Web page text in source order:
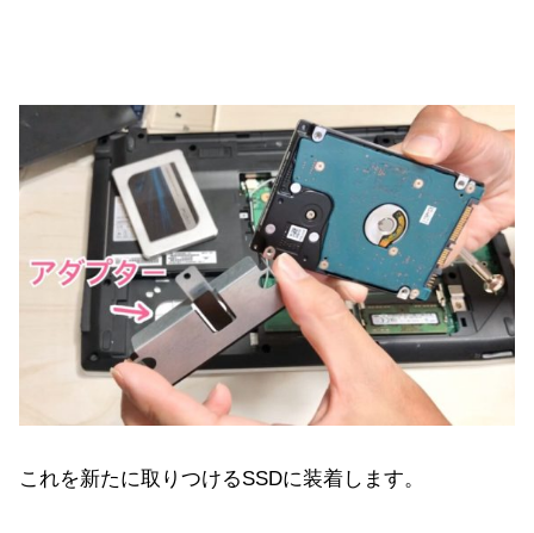
これを新たに取りつけるSSDに装着します。